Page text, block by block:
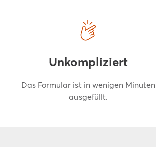
Unkompliziert
Das Formular ist in wenigen Minuten
ausgefüllt.